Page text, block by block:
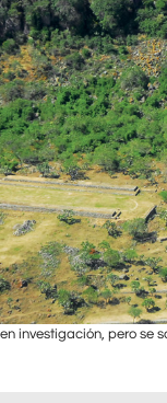
investigación, pero se